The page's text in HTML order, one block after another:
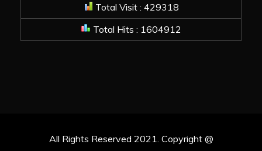
Total Visit : 429318
Total Hits : 1604912
All Rights Reserved 2021. Copyright @